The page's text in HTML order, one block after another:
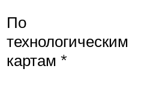
По
технологическим
картам *